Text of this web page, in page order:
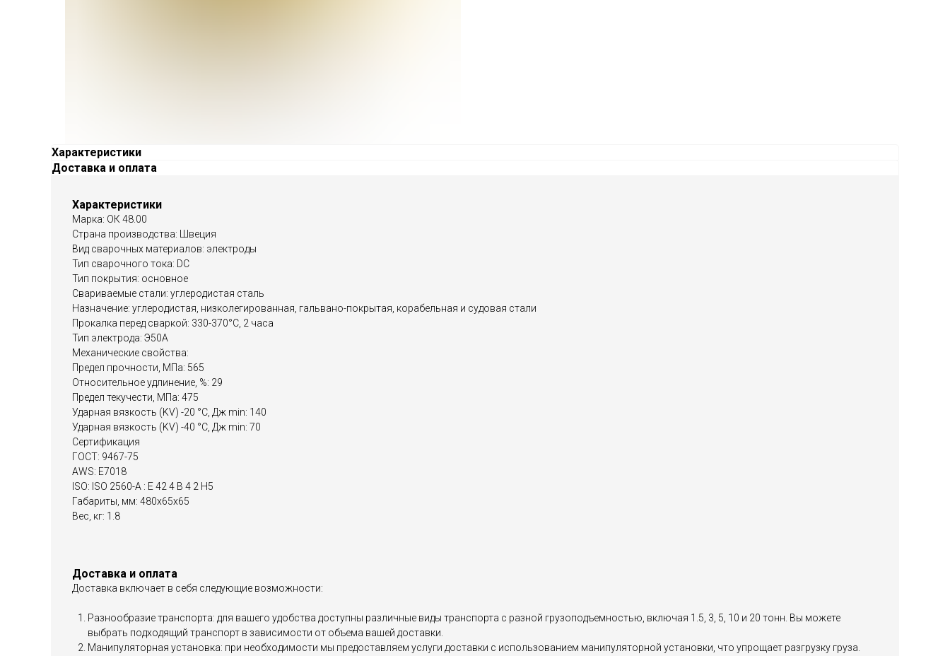
Характеристики
Доставка и оплата
Характеристики
Марка: ОК 48.00
Страна производства: Швеция
Вид сварочных материалов: электроды
Тип сварочного тока: DC
Тип покрытия: основное
Свариваемые стали: углеродистая сталь
Назначение: углеродистая, низколегированная, гальвано-покрытая, корабельная и судовая стали
Прокалка перед сваркой: 330-370°С, 2 часа
Тип электрода: Э50А
Механические свойства:
Предел прочности, МПа: 565
Относительное удлинение, %: 29
Предел текучести, МПа: 475
Ударная вязкость (KV) -20 °C, Дж min: 140
Ударная вязкость (KV) -40 °C, Дж min: 70
Сертификация
ГОСТ: 9467-75
AWS: E7018
ISO: ISO 2560-A : E 42 4 B 4 2 H5
Габариты, мм: 480x65x65
Вес, кг: 1.8
Доставка и оплата
Доставка включает в себя следующие возможности:
Разнообразие транспорта: для вашего удобства доступны различные виды транспорта с разной грузоподъемностью, включая 1.5, 3, 5, 10 и 20 тонн. Вы можете
выбрать подходящий транспорт в зависимости от объема вашей доставки.
Манипуляторная установка: при необходимости мы предоставляем услуги доставки с использованием манипуляторной установки, что упрощает разгрузку груза.